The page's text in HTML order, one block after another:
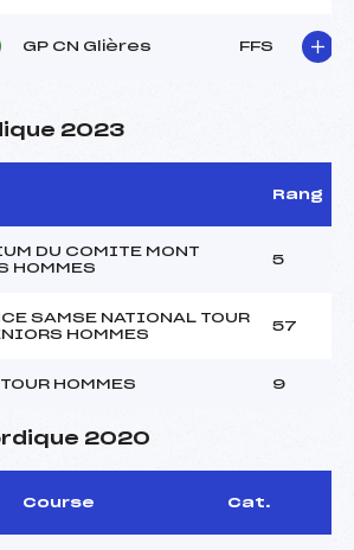
GP CN Glières FFS
2023
Rang
DU COMITE MONT
HOMMES
5
SAMSE NATIONAL TOUR
HOMMES
57
HOMMES 9
2020
Course Cat.